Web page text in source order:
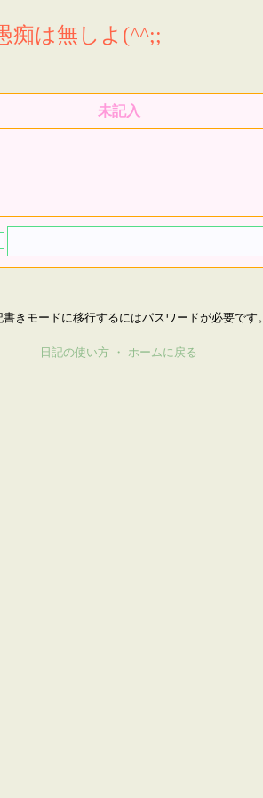
痴は無しよ(^^;;
未記入
きモードに移行するにはパスワードが必要です。
日記の使い方 ・ ホームに戻る